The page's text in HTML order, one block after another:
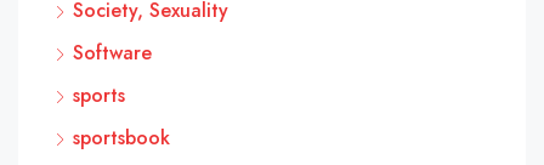
Society, Sexuality
Software
sports
sportsbook